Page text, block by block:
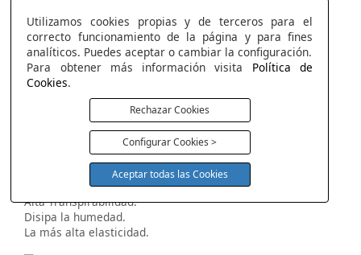
Alta transpirabilidad.
Gran elasticidad.
Alta resiliencia.
Estabilidad.
Visco Reset Air
Máxima Frescura con la más alta elasticidad.
Máximo termo regulador.
Máxima frescura.
Alta Transpirabilidad.
Disipa la humedad.
La más alta elasticidad.
Utilizamos cookies propias y de terceros para el
correcto funcionamiento de la página y para fines
analíticos. Puedes aceptar o cambiar la configuración.
Para obtener más información visita Política de
Cookies.
Rechazar Cookies
Configurar Cookies >
Aceptar todas las Cookies